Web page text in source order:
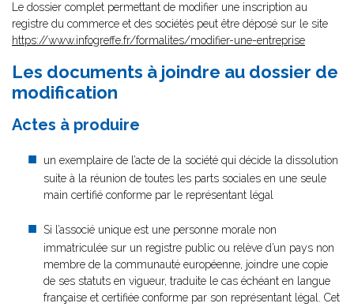
Le dossier complet permettant de modifier une inscription au
registre du commerce et des sociétés peut être déposé sur le site
https://www.infogreffe.fr/formalites/modifier-une-entreprise
Les documents à joindre au dossier de
modification
Actes à produire
un exemplaire de l’acte de la société qui décide la dissolution
suite à la réunion de toutes les parts sociales en une seule
main certifié conforme par le représentant légal
Si l’associé unique est une personne morale non
immatriculée sur un registre public ou relève d’un pays non
membre de la communauté européenne, joindre une copie
de ses statuts en vigueur, traduite le cas échéant en langue
française et certifiée conforme par son représentant légal. Cet